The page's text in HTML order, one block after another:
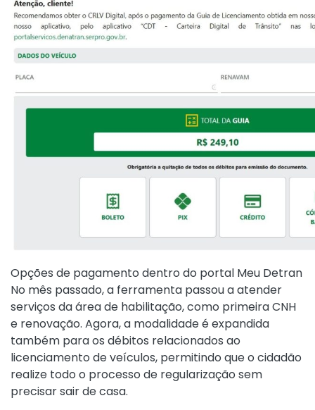
Opções de pagamento dentro do portal Meu Detran
No mês passado, a ferramenta passou a atender
serviços da área de habilitação, como primeira CNH
e renovação. Agora, a modalidade é expandida
também para os débitos relacionados ao
licenciamento de veículos, permitindo que o cidadão
realize todo o processo de regularização sem
precisar sair de casa.